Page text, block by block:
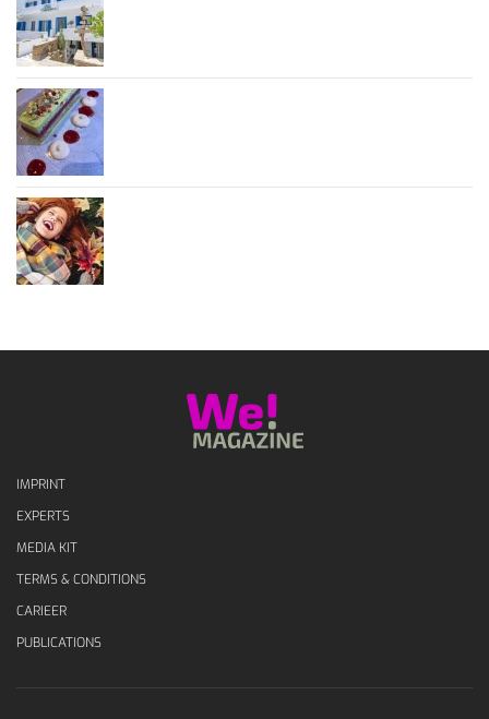
IMPRINT
EXPERTS
MEDIA KIT
TERMS & CONDITIONS
CARIEER
PUBLICATIONS